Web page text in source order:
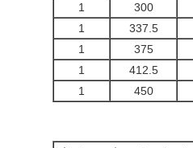
300
1
337.5
1
375
1
412.5
1
450
1